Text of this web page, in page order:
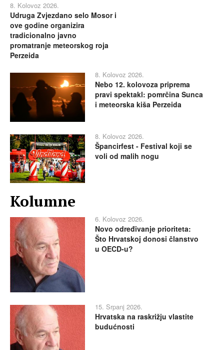
8. Kolovoz 2026.
Udruga Zvjezdano selo Mosor i
ove godine organizira
tradicionalno javno
promatranje meteorskog roja
Perzeida
8. Kolovoz 2026.
Nebo 12. kolovoza priprema
pravi spektakl: pomrčina Sunca
i meteorska kiša Perzeida
8. Kolovoz 2026.
Špancirfest - Festival koji se
voli od malih nogu
Kolumne
6. Kolovoz 2026.
Novo određivanje prioriteta:
Što Hrvatskoj donosi članstvo
u OECD-u?
15. Srpanj 2026.
Hrvatska na raskrižju vlastite
budućnosti